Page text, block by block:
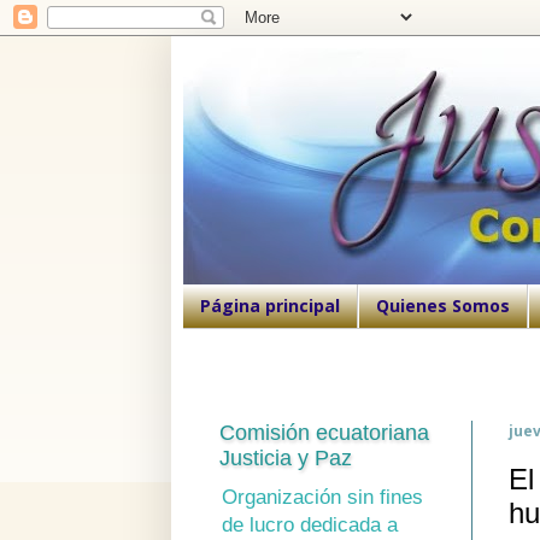
Página principal Quienes Somos
Comisión ecuatoriana
Justicia y Paz
Organización sin fines
de lucro dedicada a